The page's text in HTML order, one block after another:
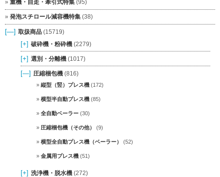
重機・自走・牽引式特集 (95)
発泡スチロール減容機特集 (38)
[—] 取扱商品 (15719)
[+] 破砕機・粉砕機 (2279)
[+] 選別・分離機 (1017)
[—] 圧縮梱包機 (816)
縦型（竪）プレス機 (172)
横型半自動プレス機 (85)
全自動ベーラー (30)
圧縮梱包機（その他） (9)
横型全自動プレス機（ベーラー） (52)
金属用プレス機 (51)
[+] 洗浄機・脱水機 (272)